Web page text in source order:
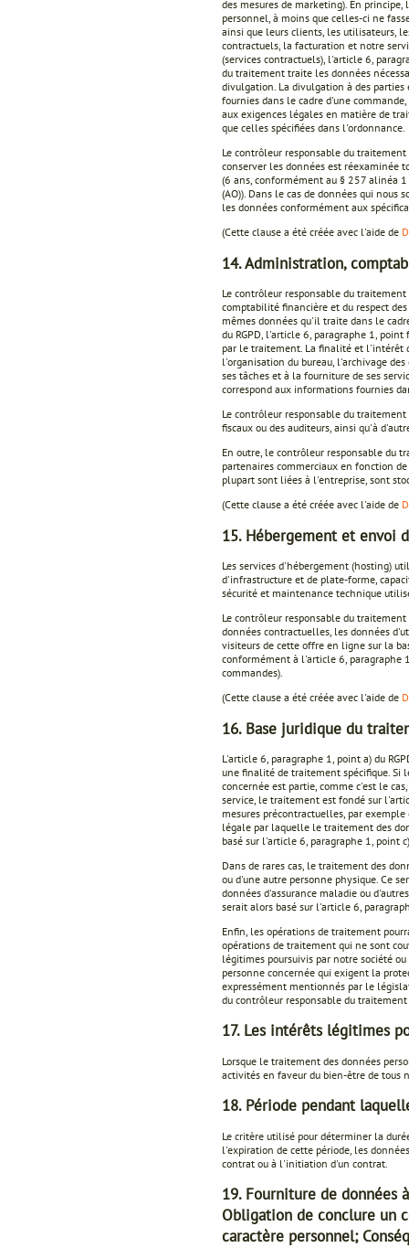
des mesures de marketing). En
personnel, à moins que celles-ci ne
ainsi que leurs clients, les utilisateurs,
contractuels, la facturation et notre
(services contractuels), l'article 6,
du traitement traite les données
divulgation. La divulgation à des parties
fournies dans le cadre d'une
aux exigences légales en matière de
que celles spécifiées dans l'ordonnance.
Le contrôleur responsable du
conserver les données est réexaminée
(6 ans, conformément au § 257 alinéa
(AO)). Dans le cas de données qui
les données conformément aux
(Cette clause a été créée avec l'aide de
14. Administration,
Le contrôleur responsable du
comptabilité financière et du respect
mêmes données qu'il traite dans le
du RGPD, l'article 6, paragraphe 1,
par le traitement. La finalité et l'intérêt
l'organisation du bureau, l'archivage
ses tâches et à la fourniture de ses
correspond aux informations fournies
Le contrôleur responsable du
fiscaux ou des auditeurs, ainsi qu'à
En outre, le contrôleur responsable du
partenaires commerciaux en fonction
plupart sont liées à l'entreprise, sont
(Cette clause a été créée avec l'aide de
15. Hébergement et envoi
Les services d'hébergement (hosting)
d'infrastructure et de plate-forme,
sécurité et maintenance technique
Le contrôleur responsable du
données contractuelles, les données
visiteurs de cette offre en ligne sur la
conformément à l'article 6, paragraphe
commandes).
(Cette clause a été créée avec l'aide de
16. Base juridique du
L'article 6, paragraphe 1, point a) du
une finalité de traitement spécifique. Si
concernée est partie, comme c'est le
service, le traitement est fondé sur
mesures précontractuelles, par
légale par laquelle le traitement des
basé sur l'article 6, paragraphe 1, point
Dans de rares cas, le traitement des
ou d'une autre personne physique. Ce
données d'assurance maladie ou
serait alors basé sur l'article 6,
Enfin, les opérations de traitement
opérations de traitement qui ne sont
légitimes poursuivis par notre société
personne concernée qui exigent la
expressément mentionnés par le
du contrôleur responsable du traitement
17. Les intérêts légitimes
Lorsque le traitement des données
activités en faveur du bien-être de tous
18. Période pendant
Le critère utilisé pour déterminer la
l'expiration de cette période, les
contrat ou à l'initiation d'un contrat.
19. Fourniture de données
Obligation de conclure un
caractère personnel;